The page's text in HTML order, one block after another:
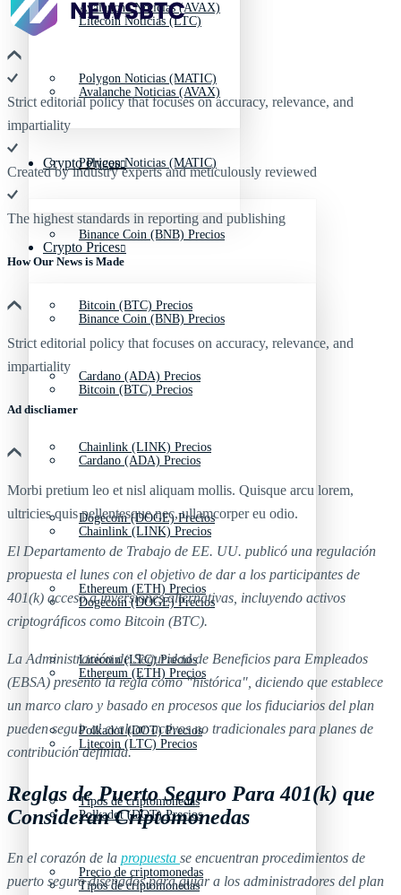
Avalanche Noticias (AVAX)
Polygon Noticias (MATIC)
Crypto Prices
Binance Coin (BNB) Precios
Bitcoin (BTC) Precios
Cardano (ADA) Precios
Chainlink (LINK) Precios
Dogecoin (DOGE) Precios
Ethereum (ETH) Precios
Litecoin (LTC) Precios
Polkadot (DOT) Precios
Tipos de criptomonedas
Precio de criptomonedas
Litecoin Noticias (LTC)
Avalanche Noticias (AVAX)
Polygon Noticias (MATIC)
Crypto Prices
Binance Coin (BNB) Precios
Bitcoin (BTC) Precios
Cardano (ADA) Precios
Chainlink (LINK) Precios
Dogecoin (DOGE) Precios
Ethereum (ETH) Precios
Litecoin (LTC) Precios
Polkadot (DOT) Precios
Tipos de criptomonedas
Strict editorial policy that focuses on accuracy, relevance, and
impartiality
Created by industry experts and meticulously reviewed
The highest standards in reporting and publishing
How Our News is Made
Strict editorial policy that focuses on accuracy, relevance, and
impartiality
Ad discliamer
Morbi pretium leo et nisl aliquam mollis. Quisque arcu lorem,
ultricies quis pellentesque nec, ullamcorper eu odio.
El Departamento de Trabajo de EE. UU. publicó una regulación
propuesta el lunes con el objetivo de dar a los participantes de
401(k) acceso a inversiones alternativas, incluyendo activos
criptográficos como Bitcoin (BTC).
La Administración de Seguridad de Beneficios para Empleados
(EBSA) presentó la regla como "histórica", diciendo que establece
un marco claro y basado en procesos que los fiduciarios del plan
pueden seguir al evaluar activos no tradicionales para planes de
contribución definida.
Reglas de Puerto Seguro Para 401(k) que
Consideran Criptomonedas
En el corazón de la propuesta se encuentran procedimientos de
puerto seguro diseñados para guiar a los administradores del plan